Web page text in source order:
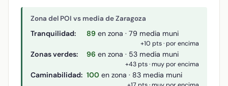
Zona del POI vs media de Zaragoza
Tranquilidad: 89 en zona · 79 media muni
+10 pts · por encima
Zonas verdes: 96 en zona · 53 media muni
+43 pts · muy por encima
Caminabilidad: 100 en zona · 83 media muni